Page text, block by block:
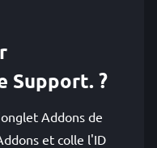
Support. ?
Addons de
et colle l'ID